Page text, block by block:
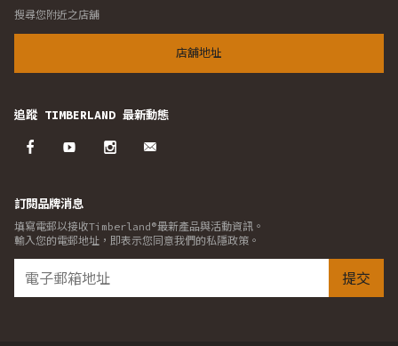
搜尋您附近之店舖
店舖地址
追蹤 TIMBERLAND 最新動態
訂閱品牌消息
填寫電郵以接收Timberland®最新產品與活動資訊。
輸入您的電郵地址，即表示您同意我們的私隱政策。
提交